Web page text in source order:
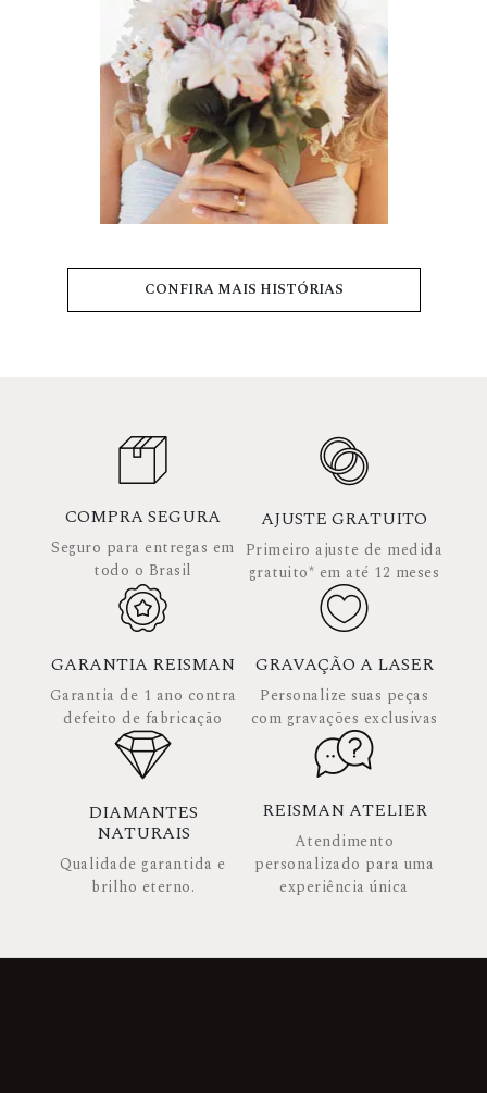
CONFIRA MAIS HISTÓRIAS
COMPRA SEGURA
Seguro para entregas em
todo o Brasil
AJUSTE GRATUITO
Primeiro ajuste de medida
gratuito* em até 12 meses
GARANTIA REISMAN
Garantia de 1 ano contra
defeito de fabricação
GRAVAÇÃO A LASER
Personalize suas peças
com gravações exclusivas
DIAMANTES
NATURAIS
Qualidade garantida e
brilho eterno.
REISMAN ATELIER
Atendimento
personalizado para uma
experiência única